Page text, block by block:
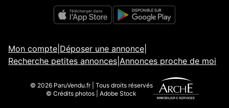
Mon compte Déposer une annonce
Recherche petites annonces Annonces proche de moi
© 2026 ParuVendu.fr | Tous droits réservés
© Crédits photos | Adobe Stock